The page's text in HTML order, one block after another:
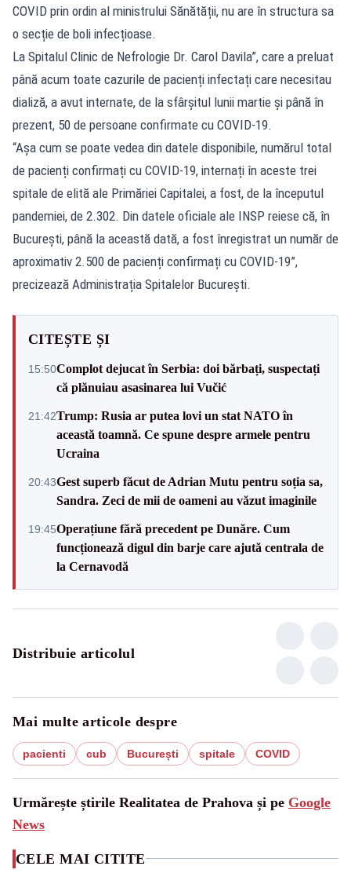
COVID prin ordin al ministrului Sănătății, nu are în structura sa
o secție de boli infecțioase.
La Spitalul Clinic de Nefrologie Dr. Carol Davila”, care a preluat
până acum toate cazurile de pacienți infectați care necesitau
dializă, a avut internate, de la sfârșitul lunii martie și până în
prezent, 50 de persoane confirmate cu COVID-19.
“Așa cum se poate vedea din datele disponibile, numărul total
de pacienți confirmați cu COVID-19, internați în aceste trei
spitale de elită ale Primăriei Capitalei, a fost, de la începutul
pandemiei, de 2.302. Din datele oficiale ale INSP reiese că, în
București, până la această dată, a fost înregistrat un număr de
aproximativ 2.500 de pacienți confirmați cu COVID-19”,
precizează Administrația Spitalelor București.
CITEȘTE ȘI
15:50Complot dejucat în Serbia: doi bărbați, suspectați
că plănuiau asasinarea lui Vučić
21:42Trump: Rusia ar putea lovi un stat NATO în
această toamnă. Ce spune despre armele pentru
Ucraina
20:43Gest superb făcut de Adrian Mutu pentru soția sa,
Sandra. Zeci de mii de oameni au văzut imaginile
19:45Operațiune fără precedent pe Dunăre. Cum
funcționează digul din barje care ajută centrala de
la Cernavodă
Distribuie articolul
Mai multe articole despre
pacienti cub București spitale COVID
Urmărește știrile Realitatea de Prahova și pe Google
News
CELE MAI CITITE